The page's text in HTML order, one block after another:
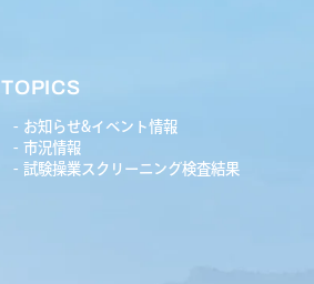
TOPICS
お知らせ&イベント情報
市況情報
試験操業スクリーニング検査結果